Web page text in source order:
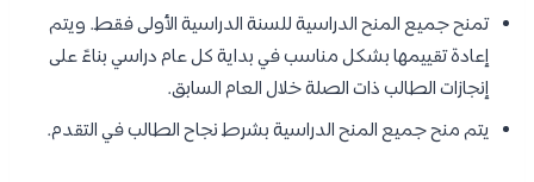
تمنح جميع المنح الدراسية للسنة الدراسية الأولى فقط. ويتم
إعادة تقييمها بشكل مناسب في بداية كل عام دراسي بناءً على
إنجازات الطالب ذات الصلة خلال العام السابق.
يتم منح جميع المنح الدراسية بشرط نجاح الطالب في التقدم.